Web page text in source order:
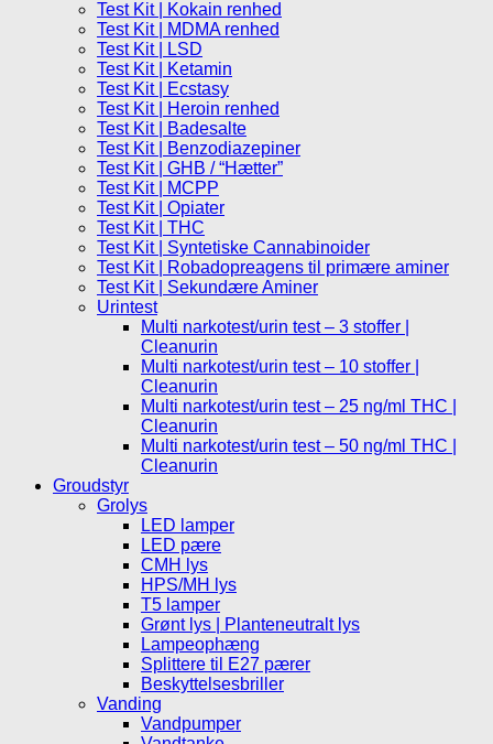
Test Kit | Kokain renhed
Test Kit | MDMA renhed
Test Kit | LSD
Test Kit | Ketamin
Test Kit | Ecstasy
Test Kit | Heroin renhed
Test Kit | Badesalte
Test Kit | Benzodiazepiner
Test Kit | GHB / “Hætter”
Test Kit | MCPP
Test Kit | Opiater
Test Kit | THC
Test Kit | Syntetiske Cannabinoider
Test Kit | Robadopreagens til primære aminer
Test Kit | Sekundære Aminer
Urintest
Multi narkotest/urin test – 3 stoffer |
Cleanurin
Multi narkotest/urin test – 10 stoffer |
Cleanurin
Multi narkotest/urin test – 25 ng/ml THC |
Cleanurin
Multi narkotest/urin test – 50 ng/ml THC |
Cleanurin
Groudstyr
Grolys
LED lamper
LED pære
CMH lys
HPS/MH lys
T5 lamper
Grønt lys | Planteneutralt lys
Lampeophæng
Splittere til E27 pærer
Beskyttelsesbriller
Vanding
Vandpumper